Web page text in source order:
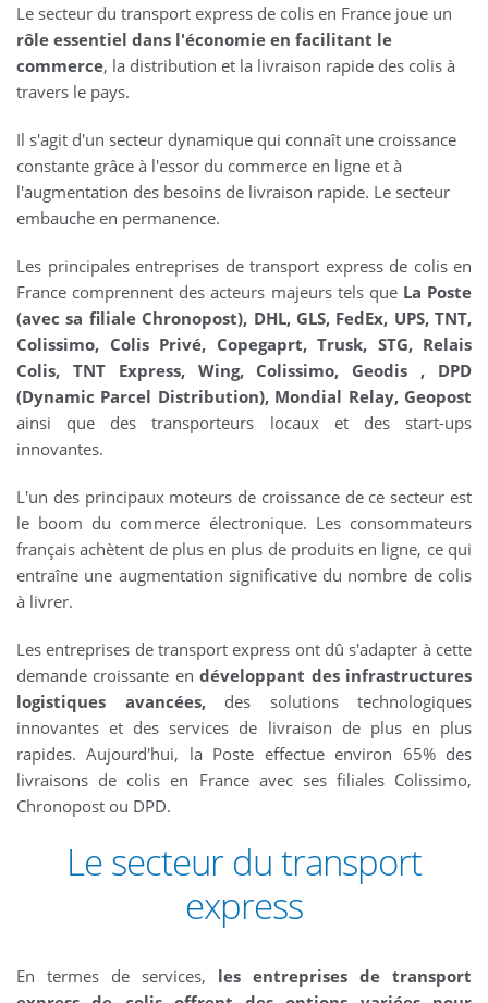
Le secteur du transport express de colis en France joue un
rôle essentiel dans l'économie en facilitant le
commerce, la distribution et la livraison rapide des colis à
travers le pays.
Il s'agit d'un secteur dynamique qui connaît une croissance
constante grâce à l'essor du commerce en ligne et à
l'augmentation des besoins de livraison rapide. Le secteur
embauche en permanence.
Les principales entreprises de transport express de colis en
France comprennent des acteurs majeurs tels que La Poste
(avec sa filiale Chronopost), DHL, GLS, FedEx, UPS, TNT,
Colissimo, Colis Privé, Copegaprt, Trusk, STG, Relais
Colis, TNT Express, Wing, Colissimo, Geodis , DPD
(Dynamic Parcel Distribution), Mondial Relay, Geopost
ainsi que des transporteurs locaux et des start-ups
innovantes.
L'un des principaux moteurs de croissance de ce secteur est
le boom du commerce électronique. Les consommateurs
français achètent de plus en plus de produits en ligne, ce qui
entraîne une augmentation significative du nombre de colis
à livrer.
Les entreprises de transport express ont dû s'adapter à cette
demande croissante endéveloppant des infrastructures
logistiques avancées,des solutions technologiques
innovantes et des services de livraison de plus en plus
rapides. Aujourd'hui, la Poste effectue environ 65% des
livraisons de colis en France avec ses filiales Colissimo,
Chronopost ou DPD.
Le secteur du transport
express
En termes de services, les entreprises de transport